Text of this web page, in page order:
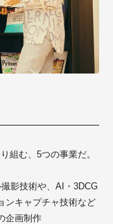
組む、5つの事業だ。
影技術や、AI・3DCG
ンキャプチャ技術など
企画制作